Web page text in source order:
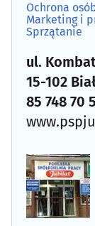
Zwierzęta(30)
Zwierzęta -
Ochrona
Marketing i
Sprzątanie
ul.
15-102
85 748 70